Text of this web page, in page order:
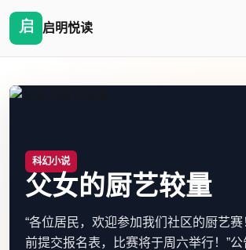
启明悦读
科幻小说
父女的厨艺较量
“各位居民，欢迎参加我们社区的厨艺
前提交报名表，比赛将于周六举行！”